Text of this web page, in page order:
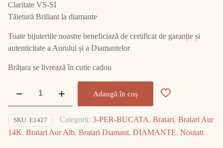
Claritate VS-SI
Tăietură Briliant la diamante
Toate bijuteriile noastre beneficiază de certificat de garanție și
autenticitate a Aurului și a Diamantelor
Brățara se livrează în cutie cadou
cu
DIAMANT
Adaugă în coș
SKU: E1427 Categorii: 3-PER-BUCATA, Bratari, Bratari Aur
14K, Bratari Aur Alb, Bratari Diamant, DIAMANTE, Noutati